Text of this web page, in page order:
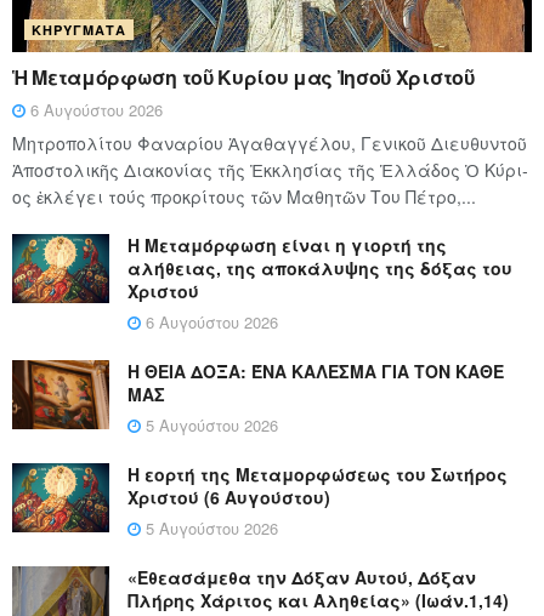
ΚΗΡΎΓΜΑΤΑ
Ἡ Μεταμόρφωση τοῦ Κυρίου μας Ἰησοῦ Χριστοῦ
6 Αυγούστου 2026
Μητροπολίτου Φαναρίου Ἀγαθαγγέλου, Γενικοῦ Διευθυντοῦ
Ἀποστολικῆς Διακονίας τῆς Ἐκκλησίας τῆς Ἑλλάδος Ὁ Κύ­ρι­
ος ἐκλέγει τούς προ­κρί­τους τῶν Μα­θη­τῶν Του Πέ­τρο,...
Η Μεταμόρφωση είναι η γιορτή της
αλήθειας, της αποκάλυψης της δόξας του
Χριστού
6 Αυγούστου 2026
Η ΘΕΙΑ ΔΟΞΑ: ΈΝΑ ΚΑΛΕΣΜΑ ΓΙΑ ΤΟΝ ΚΑΘΕ
ΜΑΣ
5 Αυγούστου 2026
Η εορτή της Μεταμορφώσεως του Σωτήρος
Χριστού (6 Αυγούστου)
5 Αυγούστου 2026
«Εθεασάμεθα την Δόξαν Αυτού, Δόξαν
Πλήρης Χάριτος και Αληθείας» (Ιωάν.1,14)